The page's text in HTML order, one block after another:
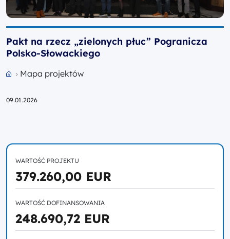
Pakt na rzecz „zielonych płuc” Pogranicza
Polsko-Słowackiego
Mapa projektów
09.01.2026
WARTOŚĆ PROJEKTU
379.260,00 EUR
WARTOŚĆ DOFINANSOWANIA
248.690,72 EUR